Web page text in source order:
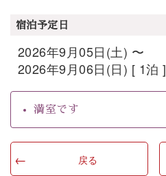
宿泊予定日
2026年9月05日(土) 〜
2026年9月06日(日) [ 1泊 ]
満室です
戻る